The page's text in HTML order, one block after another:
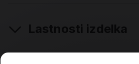
Lastnosti izdelka